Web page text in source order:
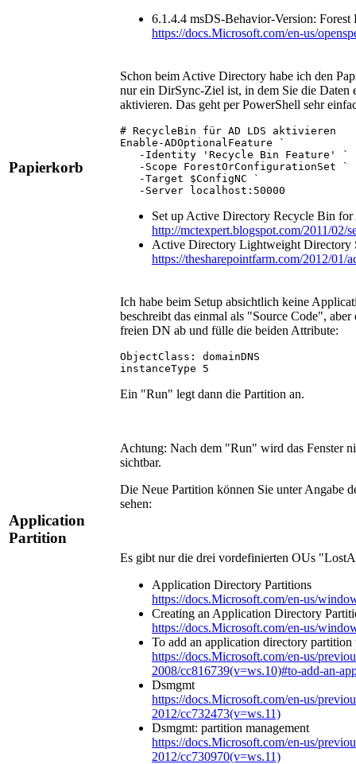
6.1.4.4 msDS-Behavior-Version:
https://docs.Microsoft.com/en-us/
Papierkorb
Schon beim Active Directory habe ich den
nur ein DirSync-Ziel ist, in dem Sie die Daten
aktivieren. Das geht per PowerShell sehr
# RecycleBin für AD LDS aktivieren
Enable-ADOptionalFeature `
   -Identity 'Recycle Bin Feature' `
   -Scope ForestOrConfigurationSet `
   -Target $ConfigNC `
   -Server localhost:50000
Set up Active Directory Recycle Bin
http://mctexpert.blogspot.com/2011/02/
Active Directory Lightweight Directory
https://thesharepointfarm.com/2012/
Application
Partition
Ich habe beim Setup absichtlich keine
beschreibt das einmal als "Source Code",
freien DN ab und fülle die beiden Attribute:
ObjectClass: domainDNS
instanceType 5
Ein "Run" legt dann die Partition an.
Achtung: Nach dem "Run" wird das Fenster
sichtbar.
Die Neue Partition können Sie unter Angabe
sehen:
Es gibt nur die drei vordefinierten OUs
Application Directory Partitions
https://docs.Microsoft.com/en-us/
Creating an Application Directory
https://docs.Microsoft.com/en-us/
To add an application directory
https://docs.Microsoft.com/en-us/
2008/cc816739(v=ws.10)#to-add-an-
Dsmgmt
https://docs.Microsoft.com/en-us/
2012/cc732473(v=ws.11)
Dsmgmt: partition management
https://docs.Microsoft.com/en-us/
2012/cc730970(v=ws.11)